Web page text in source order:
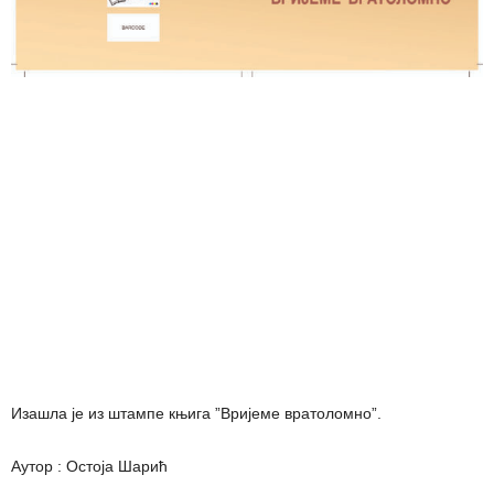
Изашла је из штампе књига ”Вријеме вратоломно”.
Аутор : Остоја Шарић